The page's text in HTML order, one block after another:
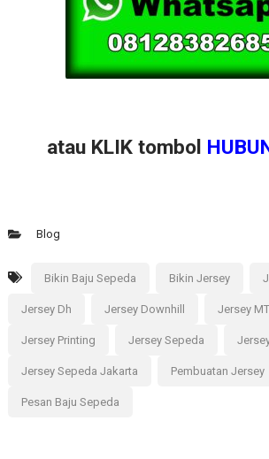
atau KLIK tombol
Blog
Bikin Baju Sepeda Bikin Jersey
Jersey Dh Jersey Downhill Jersey
Jersey Printing Jersey Sepeda
Jersey Sepeda Jakarta Pembuatan Jersey
Pesan Baju Sepeda